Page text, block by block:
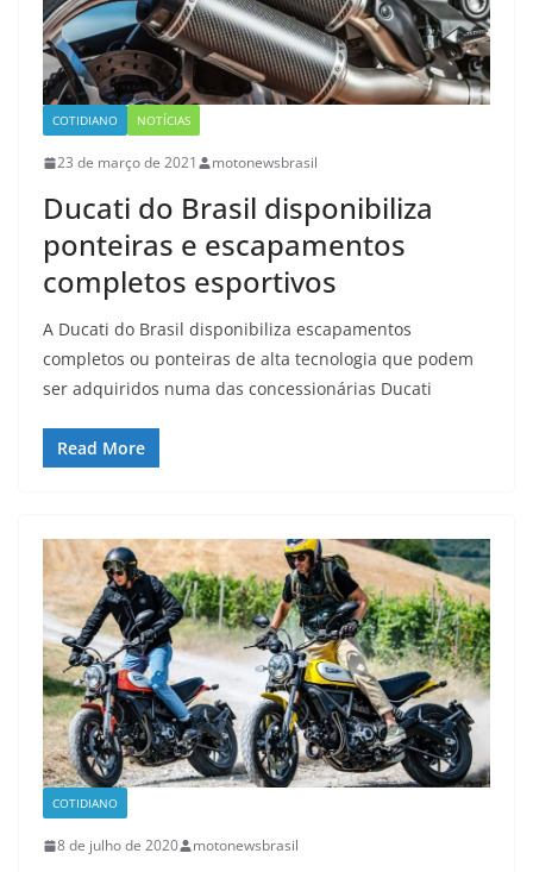
COTIDIANO NOTÍCIAS
23 de março de 2021 motonewsbrasil
Ducati do Brasil disponibiliza
ponteiras e escapamentos
completos esportivos
A Ducati do Brasil disponibiliza escapamentos
completos ou ponteiras de alta tecnologia que podem
ser adquiridos numa das concessionárias Ducati
Read More
COTIDIANO
8 de julho de 2020 motonewsbrasil